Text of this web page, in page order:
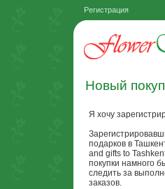
Регистрация
Новый
Я хочу
подарков в
and gifts to
покупки намного
следить за
заказов.